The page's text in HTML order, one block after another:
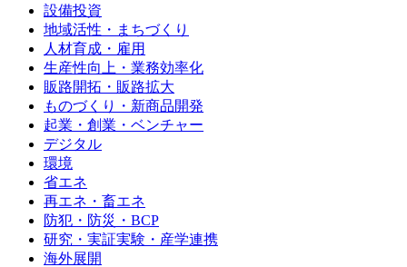
設備投資
地域活性・まちづくり
人材育成・雇用
生産性向上・業務効率化
販路開拓・販路拡大
ものづくり・新商品開発
起業・創業・ベンチャー
デジタル
環境
省エネ
再エネ・畜エネ
防犯・防災・BCP
研究・実証実験・産学連携
海外展開